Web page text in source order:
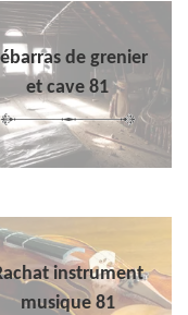
de grenier
et cave 81
instrument
musique 81